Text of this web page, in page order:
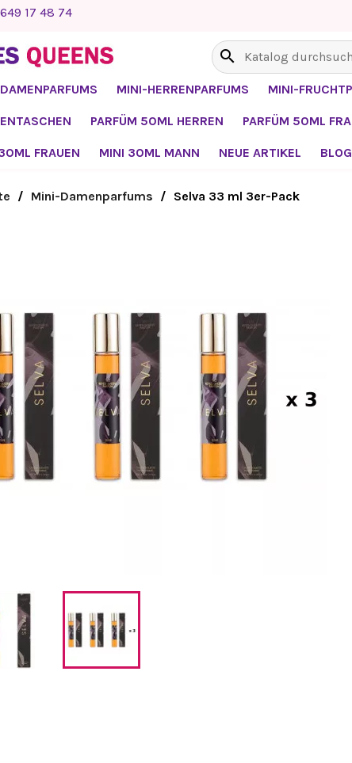
17 48 74
search
MINI-HERRENPARFUMS MINI-
PARFÜM 50ML HERREN PARFÜM 50ML
FRAUEN MINI 30ML MANN NEUE ARTIKEL BLOG
Mini-Damenparfums Selva 33 ml 3er-Pack